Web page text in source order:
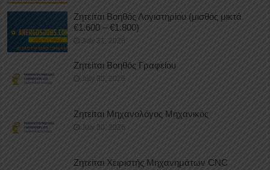
Ζητείται Βοηθός Λογιστηρίου (μισθός μικτά
€1.600 – €1.800)
July 31, 2026
Ζητείται Βοηθός Γραφείου
July 30, 2026
Ζητείται Μηχανολόγος Μηχανικός
July 30, 2026
Ζητείται Χειριστής Μηχανημάτων CNC